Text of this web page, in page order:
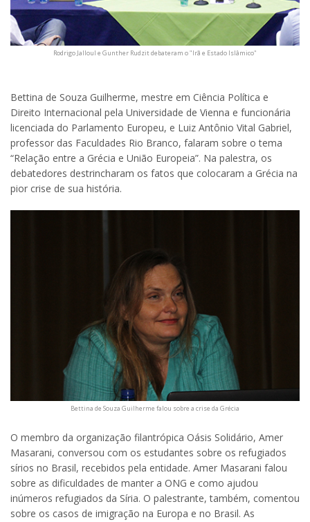
Rodrigo Jalloul e Gunther Rudzit debateram o "Irã e Estado Islâmico"
Bettina de Souza Guilherme, mestre em Ciência Política e
Direito Internacional pela Universidade de Vienna e funcionária
licenciada do Parlamento Europeu, e Luiz Antônio Vital Gabriel,
professor das Faculdades Rio Branco, falaram sobre o tema
“Relação entre a Grécia e União Europeia”. Na palestra, os
debatedores destrincharam os fatos que colocaram a Grécia na
pior crise de sua história.
Bettina de Souza Guilherme falou sobre a crise da Grécia
O membro da organização filantrópica Oásis Solidário, Amer
Masarani, conversou com os estudantes sobre os refugiados
sírios no Brasil, recebidos pela entidade. Amer Masarani falou
sobre as dificuldades de manter a ONG e como ajudou
inúmeros refugiados da Síria. O palestrante, também, comentou
sobre os casos de imigração na Europa e no Brasil. As